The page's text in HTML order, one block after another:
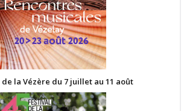
de la Vézère du 7 juillet au 11 août